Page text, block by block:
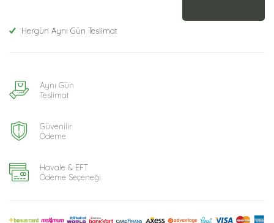
Hergün Aynı Gün Teslimat
Aynı Gün
Teslimat
Güvenilir
Ödeme
Havale & EFT
Ödeme Seçeneği